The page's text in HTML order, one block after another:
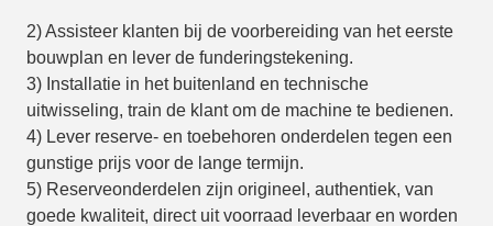
2) Assisteer klanten bij de voorbereiding van het eerste
bouwplan en lever de funderingstekening.
3) Installatie in het buitenland en technische
uitwisseling, train de klant om de machine te bedienen.
4) Lever reserve- en toebehoren onderdelen tegen een
gunstige prijs voor de lange termijn.
5) Reserveonderdelen zijn origineel, authentiek, van
goede kwaliteit, direct uit voorraad leverbaar en worden